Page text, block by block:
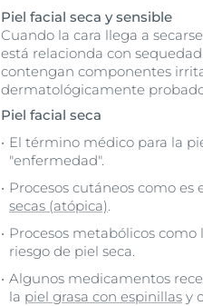
Piel facial seca y sensible
Cuando la cara llega a
está relacionda con
contengan componentes
dermatológicamente
Piel facial seca
El término médico para la
"enfermedad".
Procesos cutáneos como
secas (atópica).
Procesos metabólicos
riesgo de piel seca.
Algunos medicamentos
la piel grasa con espinillas y